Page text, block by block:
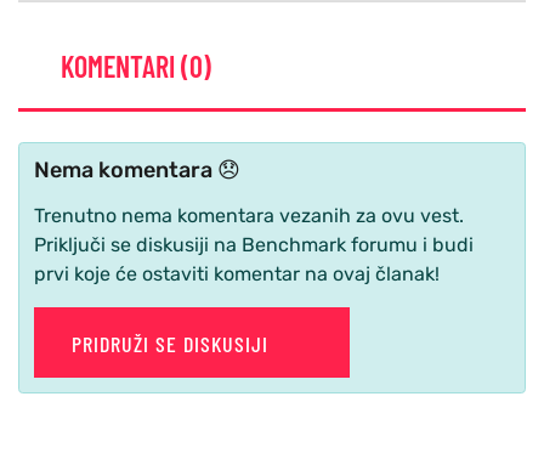
KOMENTARI (0)
Nema komentara 😞
Trenutno nema komentara vezanih za ovu vest.
Priključi se diskusiji na Benchmark forumu i budi
prvi koje će ostaviti komentar na ovaj članak!
PRIDRUŽI SE DISKUSIJI